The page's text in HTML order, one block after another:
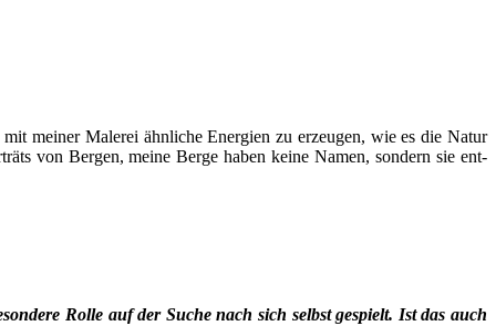
mei­ner Male­rei ähn­li­che Ener­gien zu erzeu­gen, wie es die Natur
von Ber­gen, mei­ne Ber­ge haben kei­ne Namen, son­dern sie ent­
Rol­le auf der Suche nach sich selbst gespielt. Ist das auch